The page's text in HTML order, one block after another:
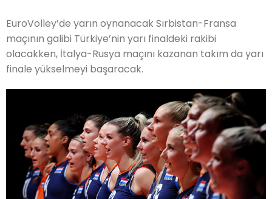
EuroVolley’de yarın oynanacak Sırbistan-Fransa
maçının galibi Türkiye’nin yarı finaldeki rakibi
olacakken, İtalya-Rusya maçını kazanan takım da yarı
finale yükselmeyi başaracak.